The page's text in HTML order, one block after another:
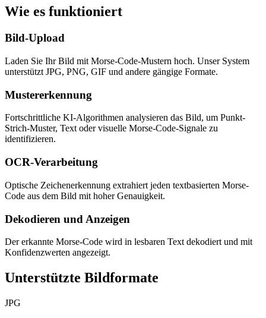
Wie es funktioniert
Bild-Upload
Laden Sie Ihr Bild mit Morse-Code-Mustern hoch. Unser System
unterstützt JPG, PNG, GIF und andere gängige Formate.
Mustererkennung
Fortschrittliche KI-Algorithmen analysieren das Bild, um Punkt-
Strich-Muster, Text oder visuelle Morse-Code-Signale zu
identifizieren.
OCR-Verarbeitung
Optische Zeichenerkennung extrahiert jeden textbasierten Morse-
Code aus dem Bild mit hoher Genauigkeit.
Dekodieren und Anzeigen
Der erkannte Morse-Code wird in lesbaren Text dekodiert und mit
Konfidenzwerten angezeigt.
Unterstützte Bildformate
JPG